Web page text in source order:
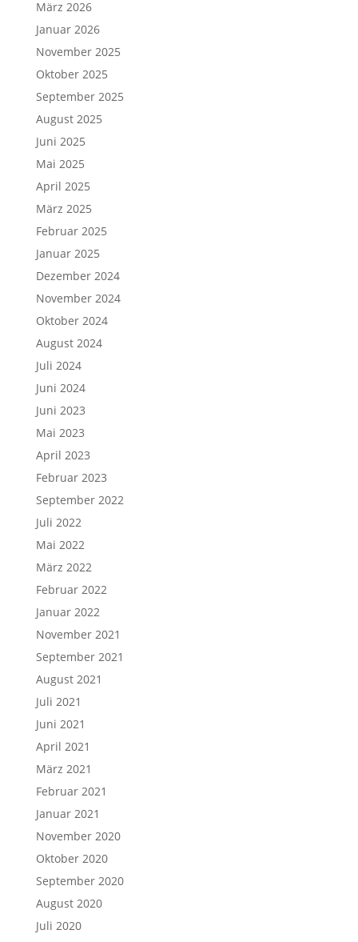
März 2026
Januar 2026
November 2025
Oktober 2025
September 2025
August 2025
Juni 2025
Mai 2025
April 2025
März 2025
Februar 2025
Januar 2025
Dezember 2024
November 2024
Oktober 2024
August 2024
Juli 2024
Juni 2024
Juni 2023
Mai 2023
April 2023
Februar 2023
September 2022
Juli 2022
Mai 2022
März 2022
Februar 2022
Januar 2022
November 2021
September 2021
August 2021
Juli 2021
Juni 2021
April 2021
März 2021
Februar 2021
Januar 2021
November 2020
Oktober 2020
September 2020
August 2020
Juli 2020